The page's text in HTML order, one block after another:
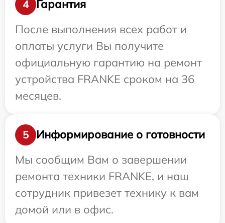
4
Гарантия
После выполнения всех работ и
оплаты услуги Вы получите
официальную гарантию на ремонт
устройства FRANKE сроком на 36
месяцев.
5
Информирование о готовности
Мы сообщим Вам о завершении
ремонта техники FRANKE, и наш
сотрудник привезет технику к вам
домой или в офис.